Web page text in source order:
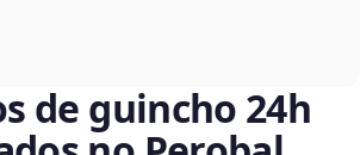
de guincho 24h